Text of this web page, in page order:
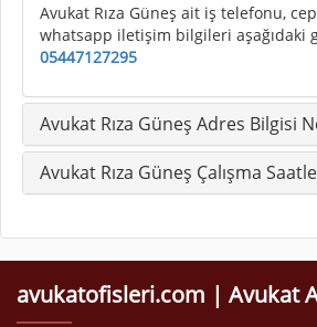
Avukat Rıza Güneş ait iş telefonu,
whatsapp iletişim bilgileri aşağıdaki
05447127295
Avukat Rıza Güneş Adres Bilgisi
Avukat Rıza Güneş Çalışma
avukatofisleri.com | Avukat